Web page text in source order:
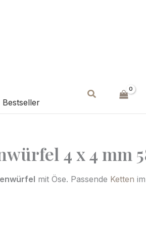
Bestseller
Suchen
4 x 4 mm
mit Öse. Passende Ketten